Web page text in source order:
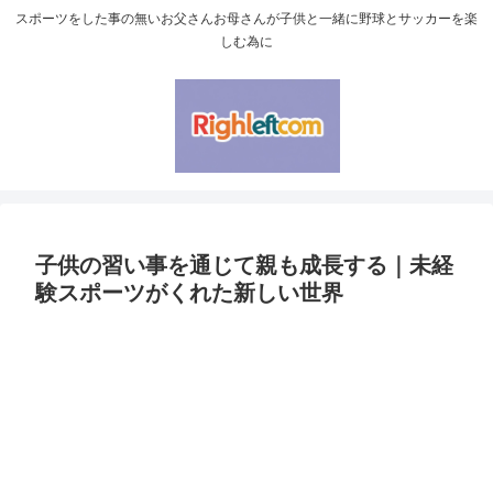
スポーツをした事の無いお父さんお母さんが子供と一緒に野球とサッカーを楽
しむ為に
子供の習い事を通じて親も成長する｜未経
験スポーツがくれた新しい世界